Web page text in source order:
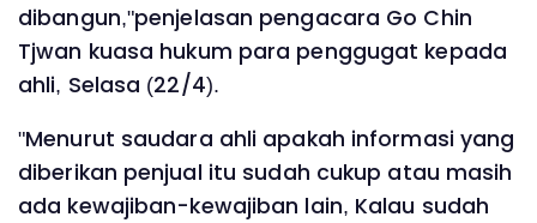
dibangun,"penjelasan pengacara Go Chin
Tjwan kuasa hukum para penggugat kepada
ahli, Selasa (22/4).
"Menurut saudara ahli apakah informasi yang
diberikan penjual itu sudah cukup atau masih
ada kewajiban-kewajiban lain, Kalau sudah